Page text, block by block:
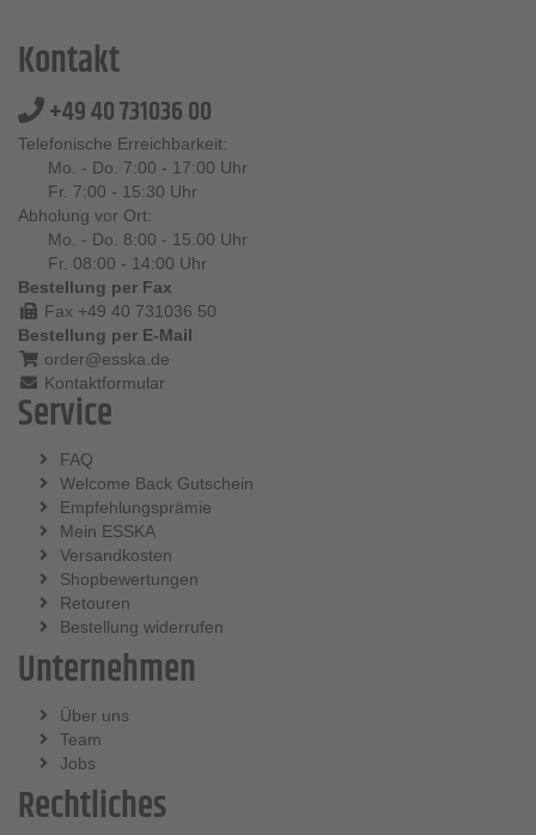
Kontakt
+49 40 731036 00
Telefonische Erreichbarkeit:
Mo. - Do. 7:00 - 17:00 Uhr
Fr. 7:00 - 15:30 Uhr
Abholung vor Ort:
Mo. - Do. 8:00 - 15:00 Uhr
Fr. 08:00 - 14:00 Uhr
Bestellung per Fax
Fax +49 40 731036 50
Bestellung per E-Mail
order@esska.de
Kontaktformular
Service
FAQ
Welcome Back Gutschein
Empfehlungsprämie
Mein ESSKA
Versandkosten
Shopbewertungen
Retouren
Bestellung widerrufen
Unternehmen
Über uns
Team
Jobs
Rechtliches